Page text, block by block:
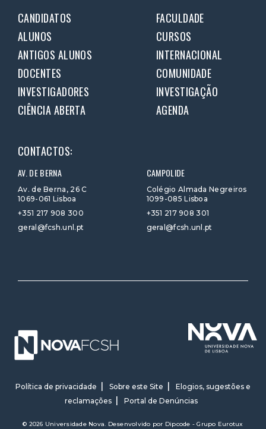
CANDIDATOS
FACULDADE
ALUNOS
CURSOS
ANTIGOS ALUNOS
INTERNACIONAL
DOCENTES
COMUNIDADE
INVESTIGADORES
INVESTIGAÇÃO
CIÊNCIA ABERTA
AGENDA
CONTACTOS:
AV. DE BERNA
Av. de Berna, 26 C
1069-061 Lisboa
+351 217 908 300
geral@fcsh.unl.pt
CAMPOLIDE
Colégio Almada Negreiros
1099-085 Lisboa
+351 217 908 301
geral@fcsh.unl.pt
Política de privacidade Sobre este Site
Elogios, sugestões e
reclamações
Portal de Denúncias
© 2026 Universidade Nova. Desenvolvido por Dipcode - Grupo Eurotux